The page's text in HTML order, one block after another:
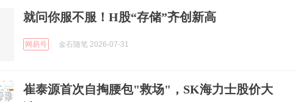
就问你服不服！H股“存储”齐创新高
网易号 金石随笔 2026-07-31
崔泰源首次自掏腰包"救场"，SK海力士股价大